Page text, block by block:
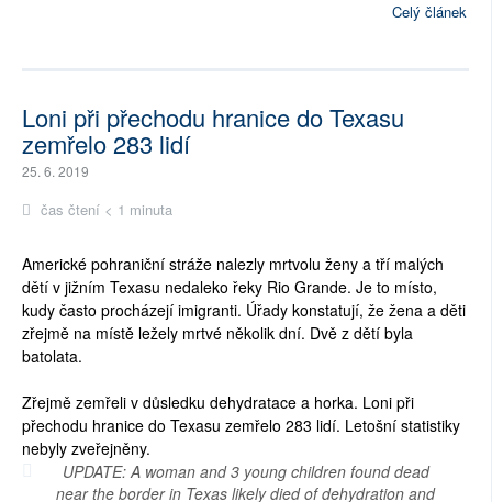
Celý článek
Loni při přechodu hranice do Texasu
zemřelo 283 lidí
25. 6. 2019
čas čtení < 1 minuta
Americké pohraniční stráže nalezly mrtvolu ženy a tří malých
dětí v jižním Texasu nedaleko řeky Rio Grande. Je to místo,
kudy často procházejí imigranti. Úřady konstatují, že žena a děti
zřejmě na místě ležely mrtvé několik dní. Dvě z dětí byla
batolata.
Zřejmě zemřeli v důsledku dehydratace a horka. Loni při
přechodu hranice do Texasu zemřelo 283 lidí. Letošní statistiky
nebyly zveřejněny.
UPDATE: A woman and 3 young children found dead
near the border in Texas likely died of dehydration and